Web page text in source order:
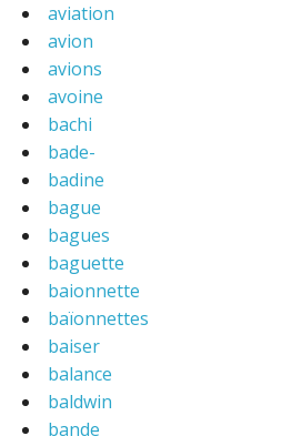
aviation
avion
avions
avoine
bachi
bade-
badine
bague
bagues
baguette
baionnette
baïonnettes
baiser
balance
baldwin
bande